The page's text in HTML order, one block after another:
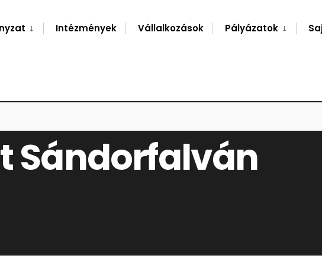
Intézmények Vállalkozások Pályázatok
Sándorfalván